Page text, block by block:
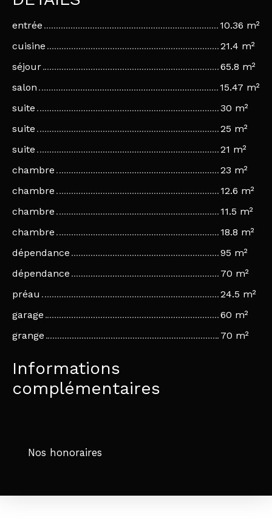
entrée
10.36 m²
cuisine
21.4 m²
séjour
65.8 m²
salon
15.47 m²
suite
30 m²
suite
25 m²
suite
21 m²
chambre
23 m²
chambre
12.6 m²
chambre
11.5 m²
chambre
18.8 m²
dépendance
95 m²
dépendance
70 m²
préau
24.5 m²
garage
60 m²
grange
70 m²
Informations
complémentaires
Nos honoraires